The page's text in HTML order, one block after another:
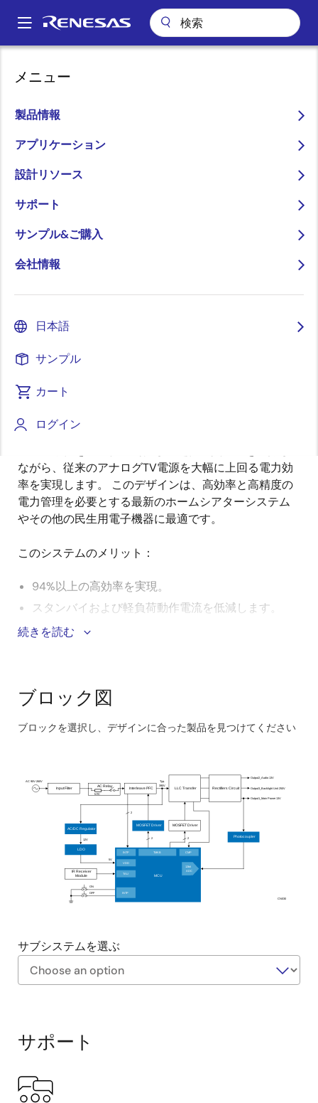
ン
Main
メニュー
製品情報
アプリケーション
設計リソース
サポート
サンプル&ご購入
会社情報
日本語
サンプル
カート
ログイン
パ
ン
く
ず
コネクテッドホーム & エンタテイメント
高効率デジタル電源
概要
概
要
説明
説
明
ルネサスのインバータ用MCUを利用したインターリー
ブ臨界モード PFC + LLC電源のデザインです。 主電
源、オーディオ電源、バックライトユニット電源の3つ
の異なる出力チャネルを提供します。 このMCUは、す
ながら、従来のアナログTV電源を大幅に上回る電力効
率を実現します。 このデザインは、高効率と高精度の
電力管理を必要とする最新のホームシアターシステム
やその他の民生用電子機器に最適です。
このシステムのメリット：
94%以上の高効率を実現。
スタンバイおよび軽負荷動作電流を低減します。
MCUでさまざまな回路トポロジをサポートします。
続きを読む
ブロック図
ブロックを選択し、デザインに合った製品を見つけてください
block
diagram
CN030
AC Relay
LDO
IR Receiver
Module
AC 90V-260V
Output2_Audio 13V
Output3_Backlight Unit 250V
Output1_Main Power 13V
ON
OFF
5V
12V
2
2 2
Typ.
390V
NTC
Input Filter Interleave PFC LLC Transfer Rectifiers Circuit
AC/DC Regulator
MOSFET Driver MOSFET Driver
Photocoupler
MCU
INTP
VDD
TAU
INTP
TMKB CMP
12bit
ADC
サブシステムを選ぶ
Diagram
サポート